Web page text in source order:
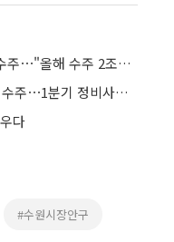
두산건설, 부산 망미5구역 재개발 수주⋯"올해 수주 2조원 확보"
두산건설, 충정로1·명장3구역 연속 수주⋯1분기 정비사업 5건 확보
다
#수원시장안구